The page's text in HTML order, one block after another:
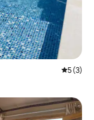
5 de
5 (3)